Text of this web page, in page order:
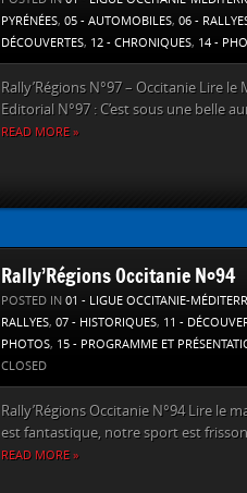
PYRÉNÉES, 05 - AUTOMOBILES, 06 -
DÉCOUVERTES, 12 - CHRONIQUES, 14 -
Rally’Régions N°97 – Occitanie Lire
Editorial N°97 : C’est sous une belle
READ MORE »
Rally’Régions Occitanie N°94
POSTED IN 01 - LIGUE OCCITANIE-
RALLYES, 07 - HISTORIQUES, 11 -
PHOTOS, 15 - PROGRAMME ET
CLOSED
Rally’Régions Occitanie N°94 Lire le
est fantastique, notre sport est
READ MORE »